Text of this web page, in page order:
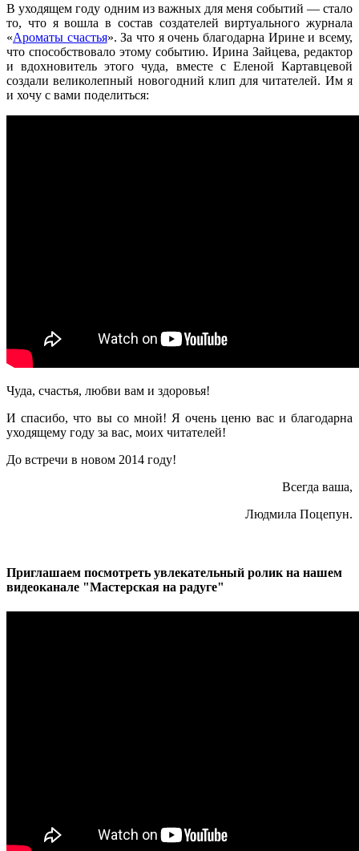
В уходящем году одним из важных для меня событий — стало
то, что я вошла в состав создателей виртуального журнала
«Ароматы счастья». За что я очень благодарна Ирине и всему,
что способствовало этому событию. Ирина Зайцева, редактор
и вдохновитель этого чуда, вместе с Еленой Картавцевой
создали великолепный новогодний клип для читателей. Им я
и хочу с вами поделиться:
Чуда, счастья, любви вам и здоровья!
И спасибо, что вы со мной! Я очень ценю вас и благодарна
уходящему году за вас, моих читателей!
До встречи в новом 2014 году!
Всегда ваша,
Людмила Поцепун.
Приглашаем посмотреть увлекательный ролик на нашем
видеоканале "Мастерская на радуге"